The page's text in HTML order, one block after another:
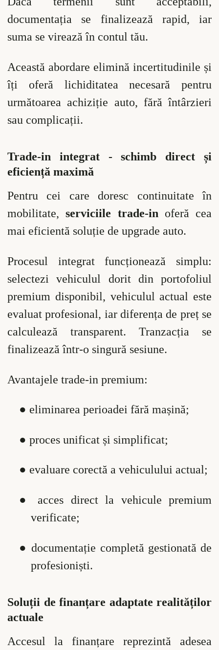
documentația se finalizează rapid, iar
suma se virează în contul tău.
Această abordare elimină incertitudinile și
îți oferă lichiditatea necesară pentru
următoarea achiziție auto, fără întârzieri
sau complicații.
Trade-in integrat - schimb direct și
eficiență maximă
Pentru cei care doresc continuitate în
mobilitate,serviciile trade-inoferă cea
mai eficientă soluție de upgrade auto.
Procesul integrat funcționează simplu:
selectezi vehiculul dorit din portofoliul
premium disponibil, vehiculul actual este
evaluat profesional, iar diferența de preț se
calculează transparent. Tranzacția se
finalizează într-o singură sesiune.
Avantajele trade-in premium:
● eliminarea perioadei fără mașină;
● proces unificat și simplificat;
● evaluare corectă a vehiculului actual;
● acces direct la vehicule premium
verificate;
●documentație completă gestionată de
profesioniști.
Soluții de finanțare adaptate realităților
actuale
Accesul la finanțare reprezintă adesea